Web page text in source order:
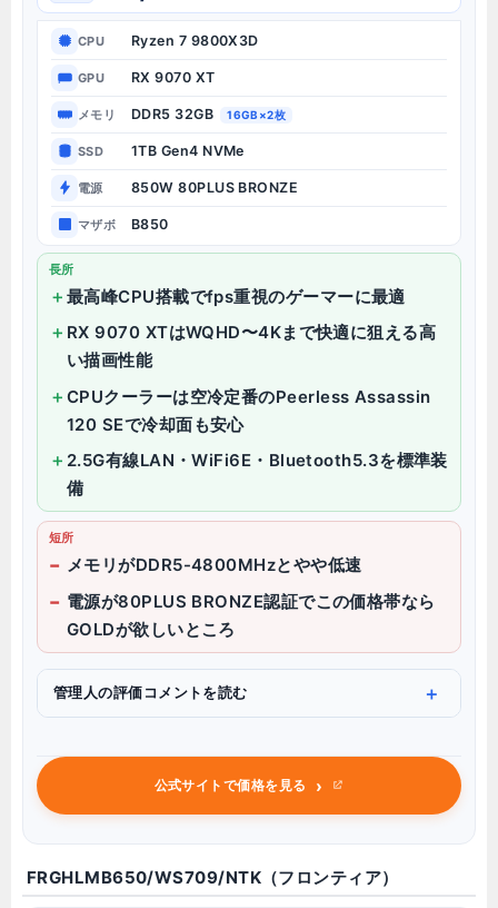
CPU Ryzen 7 9800X3D
GPU RX 9070 XT
メモリ DDR5 32GB 16GB×2枚
SSD 1TB Gen4 NVMe
電源 850W 80PLUS BRONZE
マザボ B850
長所
最高峰CPU搭載でfps重視のゲーマーに最適
RX 9070 XTはWQHD〜4Kまで快適に狙える高
い描画性能
CPUクーラーは空冷定番のPeerless Assassin
120 SEで冷却面も安心
2.5G有線LAN・WiFi6E・Bluetooth5.3を標準装
備
短所
メモリがDDR5-4800MHzとやや低速
電源が80PLUS BRONZE認証でこの価格帯なら
GOLDが欲しいところ
管理人の評価コメントを読む
公式サイトで価格を見る ›
FRGHLMB650/WS709/NTK（フロンティア）